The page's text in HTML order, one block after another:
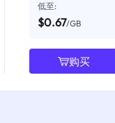
低至:
$0.67/GB
购买